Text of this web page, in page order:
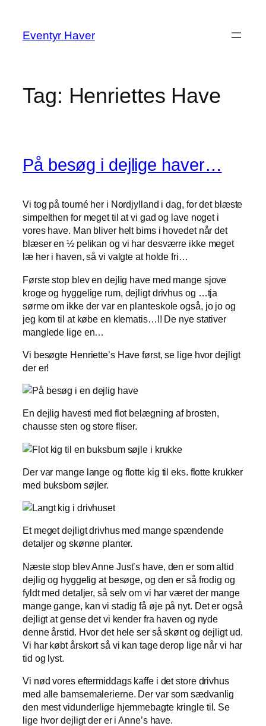
indhold
Eventyr Haver
Tag: Henriettes Have
På besøg i dejlige haver…
Vi tog på tourné her i Nordjylland i dag, for det blæste
simpelthen for meget til at vi gad og lave noget i
vores have. Man bliver helt bims i hovedet når det
blæser en ½ pelikan og vi har desværre ikke meget
læ her i haven, så vi valgte at holde fri…
Første stop blev en dejlig have med mange sjove
kroge og hyggelige rum, dejligt drivhus og …tja
sørme om ikke der var en planteskole også, jo jo og
jeg kom til at købe en klematis…!! De nye stativer
manglede lige en…
Vi besøgte Henriette’s Have først, se lige hvor dejligt
der er!
En dejlig havesti med flot belægning af brosten,
chausse sten og store fliser.
Der var mange lange og flotte kig til eks. flotte krukker
med buksbom søjler.
Et meget dejligt drivhus med mange spændende
detaljer og skønne planter.
Næste stop blev Anne Just’s have, den er som altid
dejlig og hyggelig at besøge, og den er så frodig og
fyldt med detaljer, så selv om vi har været der mange
mange gange, kan vi stadig få øje på nyt. Det er også
dejligt at gense det vi kender fra haven og nyde
denne årstid. Hvor det hele ser så skønt og dejligt ud.
Vi har købt årskort så vi kan tage derop lige når vi har
tid og lyst.
Vi nød vores eftermiddags kaffe i det store drivhus
med alle bamsemalerierne. Der var som sædvanlig
den mest vidunderlige hjemmebagte kringle til. Se
lige hvor dejligt der er i Anne’s have.